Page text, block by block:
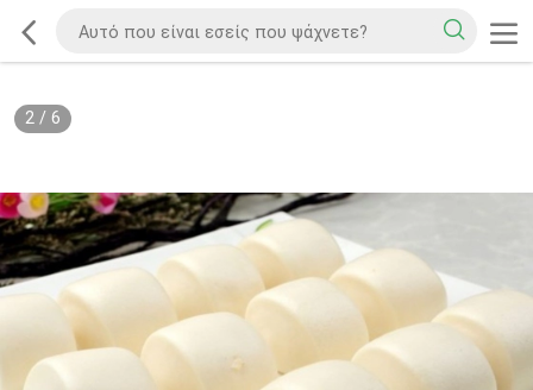
2/ 6